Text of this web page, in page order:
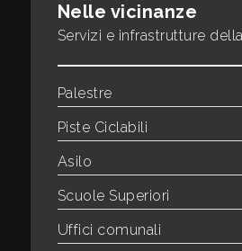
Nelle vicinanze
Servizi e infrastrutture
Palestre
Piste Ciclabili
Asilo
Scuole Superiori
Uffici comunali
minime
Qualsiasi